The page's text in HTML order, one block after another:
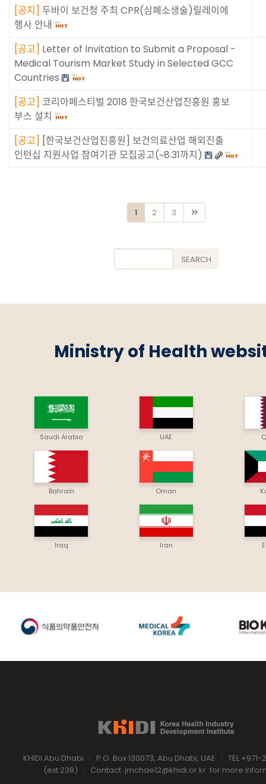
[공지] 두바이 보건청 주최 CPR(심폐소생술)릴레이에
행사 안내
[공고] Letter of Invitation to Submit a Proposal -
Medical Tourism Market Study in Selected GCC
Countries
[공고] 코리아페스티벌 2018 한국보건산업진흥원 홍보
부스 설치
[공고] [한국보건산업진흥원] 보건의료산업 해외진출
인턴십 지원사업 참여기관 모집공고(~8.31까지)
1 2 3
SEARCH
Ministry of Health
Saudi Arabia UAE
Bahrain Oman
Iraq Iran
KHIDI Abu Dhabi P.O. Box 130073, Abu Dhabi, UAE
TEL
(ext.238)
Contact jmchae12@khidi.or.krfor more